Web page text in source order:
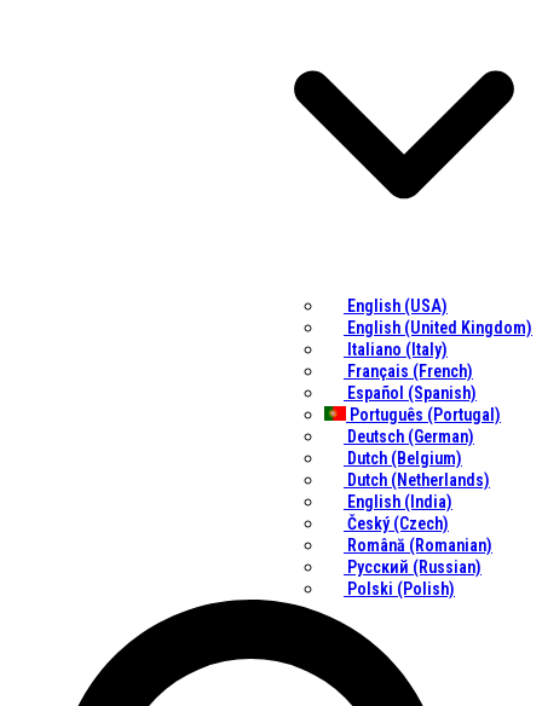
English (USA)
English (United Kingdom)
Italiano (Italy)
Français (French)
Español (Spanish)
Português (Portugal)
Deutsch (German)
Dutch (Belgium)
Dutch (Netherlands)
English (India)
Český (Czech)
Română (Romanian)
Русский (Russian)
Polski (Polish)